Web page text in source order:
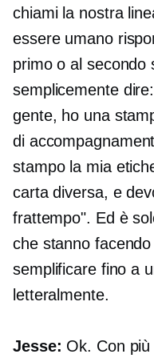
chiami la nostra
essere umano
primo o al secondo
semplicemente
gente, ho una
di
stampo la mia
carta diversa, e
frattempo". Ed è
che stanno
semplificare fino a
letteralmente.
Jesse: Ok. Con